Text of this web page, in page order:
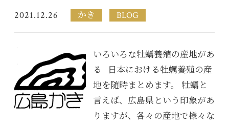
2021.12.26 かき BLOG
いろいろな牡蠣養殖の産地があ
る 日本における牡蠣養殖の産
地を随時まとめます。 牡蠣と
言えば、広島県という印象があ
りますが、各々の産地で様々な